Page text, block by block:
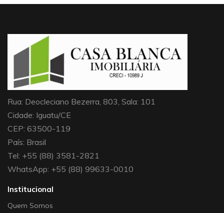
Rua: Deocleciano Bezerra, 803, Sala: 101
Cidade: Iguatu/CE
CEP: 63500-119
País: Brasil
Tel: +55 (88) 3581-2821
WhatsApp: +55 (88) 99633-0010
Institucional
Quem Somos